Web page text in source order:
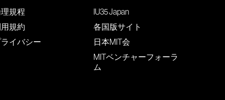
規程
規約
イバシー
IU35 Japan
各国版サイト
日本MIT会
MITベンチャーフォーラ
ム